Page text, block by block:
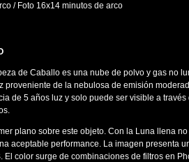
/ Foto 16x14 minutos de arco
de Caballo es una nube de polvo y gas no
proveniente de la nebulosa de emisión
de 5 años luz y solo puede ser visible a
plano sobre este objeto. Con la Luna llena
aceptable performance. La imagen presenta
El color surge de combinaciones de filtros en